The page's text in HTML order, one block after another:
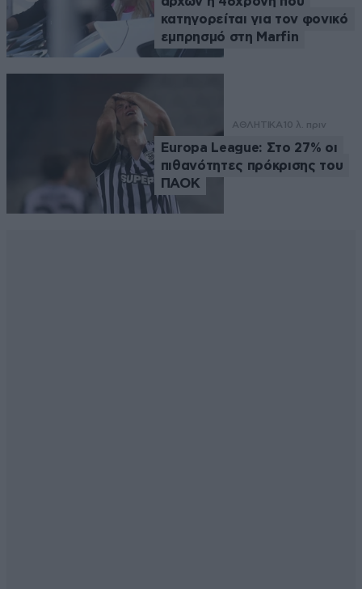
κατηγορείται για τον φονικό
εμπρησμό στη Marfin
ΑΘΛΗΤΙΚΑ 10 λ. πριν
Europa League: Στο 27% οι
πιθανότητες πρόκρισης του
ΠΑΟΚ